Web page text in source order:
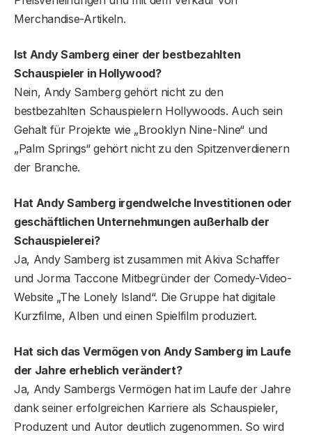
Merchandise-Artikeln.
Ist Andy Samberg einer der bestbezahlten
Schauspieler in Hollywood?
Nein, Andy Samberg gehört nicht zu den
bestbezahlten Schauspielern Hollywoods. Auch sein
Gehalt für Projekte wie „Brooklyn Nine-Nine“ und
„Palm Springs“ gehört nicht zu den Spitzenverdienern
der Branche.
Hat Andy Samberg irgendwelche Investitionen oder
geschäftlichen Unternehmungen außerhalb der
Schauspielerei?
Ja, Andy Samberg ist zusammen mit Akiva Schaffer
und Jorma Taccone Mitbegründer der Comedy-Video-
Website „The Lonely Island“. Die Gruppe hat digitale
Kurzfilme, Alben und einen Spielfilm produziert.
Hat sich das Vermögen von Andy Samberg im Laufe
der Jahre erheblich verändert?
Ja, Andy Sambergs Vermögen hat im Laufe der Jahre
dank seiner erfolgreichen Karriere als Schauspieler,
Produzent und Autor deutlich zugenommen. So wird